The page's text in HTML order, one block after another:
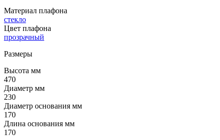
Материал плафона
стекло
Цвет плафона
прозрачный
Размеры
Высота мм
470
Диаметр мм
230
Диаметр основания мм
170
Длина основания мм
170